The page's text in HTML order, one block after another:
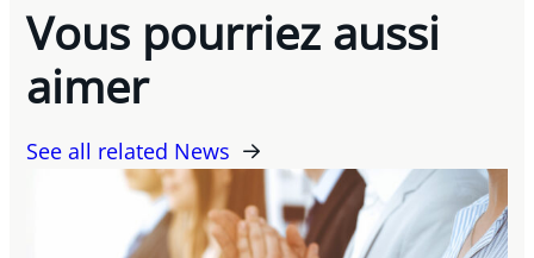
Vous pourriez aussi
aimer
See all related News